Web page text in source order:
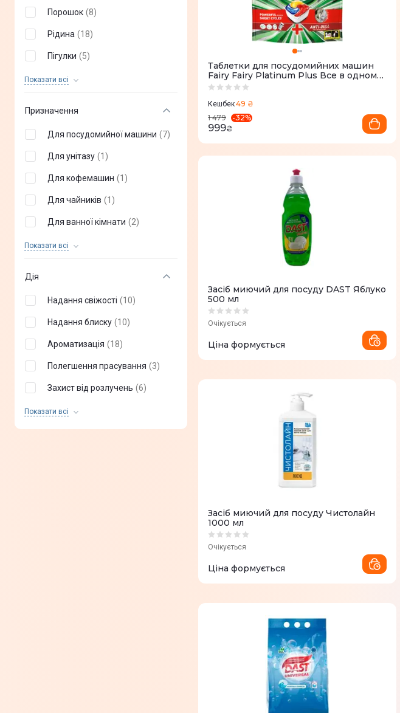
Порошок (8)
Рідина (18)
Пігулки (5)
Показати всi
Крем (1
Призначення
Для посудомийної машини (7)
Для унітазу (1 )
Для кофемашин (1 )
Для чайників (1 )
Для ванної кімнати (2)
Показати всiДля посуду
кольору
Для кольорової тканини (12
Для білої тканини
Для стін (5)
Дія
Надання свіжості (10)
Надання блиску (10)
Ароматизація (18)
Полегшення прасування (3)
Захист від розлучень (6)
Показати всiВидалення жиру
Видалення пилу (4)
Таблетки для посудомийних машин
Fairy Fairy Platinum Plus Все в одному
88 шт
Кешбек49 ₴
1 479
-32%
999₴
Засіб миючий для посуду DAST Яблуко
500 мл
Очікується
Ціна формується
Засіб миючий для посуду Чистолайн
1000 мл
Очікується
Ціна формується